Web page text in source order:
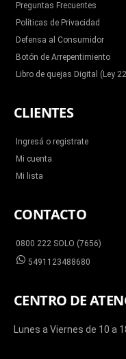
Preguntas Frecuentes
Políticas de Privacidad
Defensa al Consumidor
Botón de Arrepentimiento
Libro de quejas Digital (Ley
CLIENTES
Ingresá o registrate
Mi cuenta
Mi lista
CONTACTO
0800 222 SOLO (7656)
5491123488680
CENTRO DE
Lunes a Viernes de 10 a